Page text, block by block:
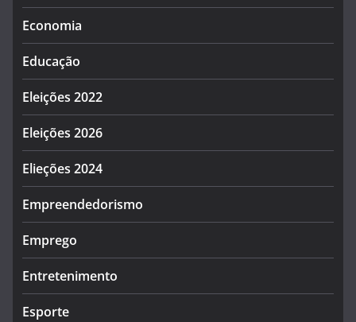
Economia
Educação
Eleições 2022
Eleições 2026
Elieções 2024
Empreendedorismo
Emprego
Entretenimento
Esporte